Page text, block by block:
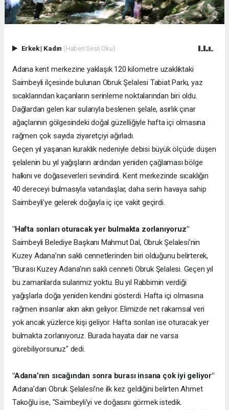
Erkek| Kadın (Haberi Sesli Oku)
Adana kent merkezine yaklaşık 120 kilometre uzaklıktaki
Saimbeyli ilçesinde bulunan Obruk Şelalesi Tabiat Parkı, yaz
sıcaklarından kaçanların serinleme noktalarından biri oldu.
Dağlardan gelen kar sularıyla beslenen şelale, asırlık çınar
ağaçlarının gölgesindeki doğal güzelliğiyle hafta içi olmasına
rağmen çok sayıda ziyaretçiyi ağırladı.
Geçen yıl yaşanan kuraklık nedeniyle debisi büyük ölçüde düşen
şelalenin bu yıl yağışların ardından yeniden çağlaması bölge
halkını ve doğaseverleri sevindirdi. Kent merkezinde sıcaklığın
40 dereceyi bulmasıyla vatandaşlar, daha serin havaya sahip
Saimbeyli’ye gelerek doğayla iç içe vakit geçirdi.
"Hafta sonları oturacak yer bulmakta zorlanıyoruz"
Saimbeyli Belediye Başkanı Mahmut Dal, Obruk Şelalesi’nin
Kuzey Adana’nın saklı cennetlerinden biri olduğunu belirterek,
"Burası Kuzey Adana’nın saklı cenneti Obruk Şelalesi. Geçen yıl
bu zamanlarda sularımız yoktu. Bu yıl Rabbimin verdiği
yağışlarla doğa yeniden kendini gösterdi. Hafta içi olmasına
rağmen insanlar akın akın geliyor. Elimizde net rakamsal veri
yok ancak yüzlerce kişi geliyor. Hafta sonları ise oturacak yer
bulmakta zorlanıyoruz. Burada hayata dair ne varsa
görebiliyorsunuz" dedi.
"Adana’nın sıcağından sonra burası insana çok iyi geliyor"
Adana’dan Obruk Şelalesi’ne ilk kez geldiğini belirten Ahmet
Takoğlu ise, "Saimbeyli’yi ve doğasını görmek istedik.